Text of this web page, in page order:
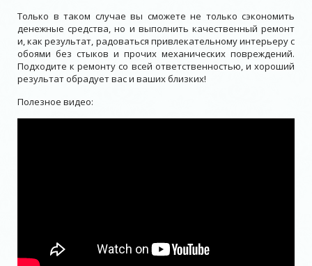
Только в таком случае вы сможете не только сэкономить
денежные средства, но и выполнить качественный ремонт
и, как результат, радоваться привлекательному интерьеру с
обоями без стыков и прочих механических повреждений.
Подходите к ремонту со всей ответственностью, и хороший
результат обрадует вас и ваших близких!
Полезное видео: